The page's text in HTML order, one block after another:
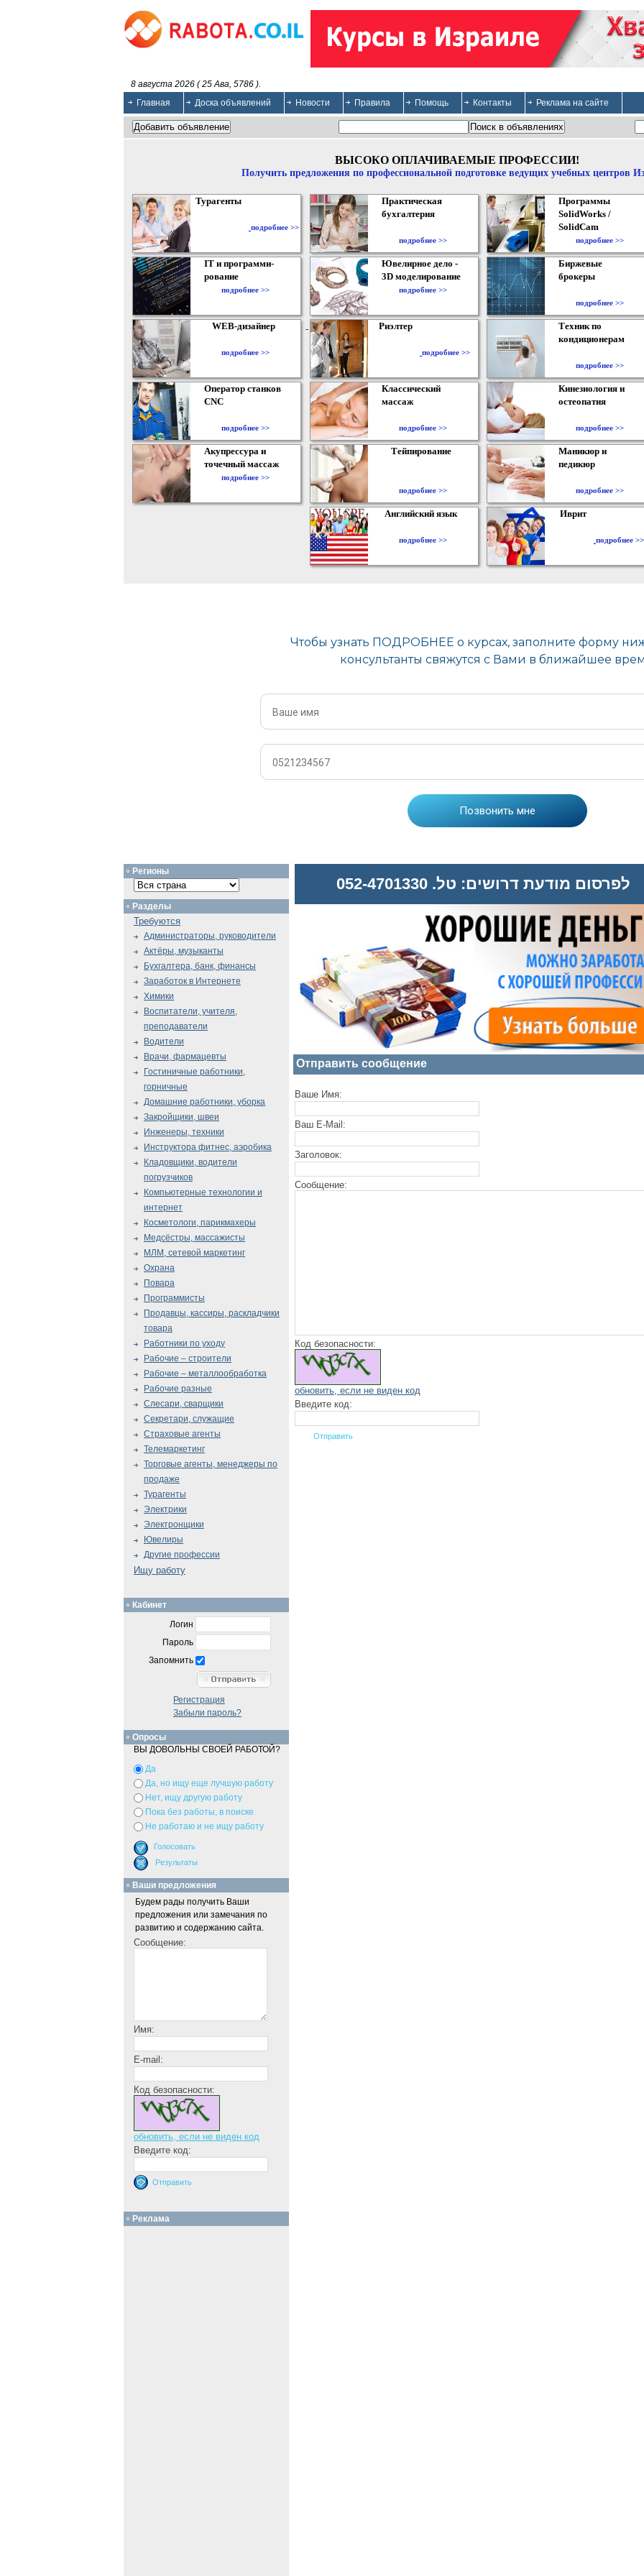
8 августа 2026 ( 25 Ава, 5786 ).
Главная
Доска объявлений Новости Правила Помощь Контакты Реклама на сайте
ВЫСОКО ОПЛАЧИВАЕМЫЕ ПРОФЕССИИ!
Получить предложения по профессиональной подготовке ведущих учебных центров
Турагенты
подробнее >>
Практическая
бухгалтерия
подробнее >>
Программы
SolidWorks /
SolidCam
подробнее >>
IT и программи-
рование
подробнее >>
Ювелирное дело -
3D моделирование
подробнее >>
Биржевые
брокеры
подробнее >>
WEB-дизайнер
подробнее >>
Риэлтер
подробнее >>
Техник по
кондиционерам
подробнее >>
Оператор станков
CNC
подробнее >>
Классический
массаж
подробнее >>
Кинезиология и
остеопатия
подробнее >>
Акупрессура и
точечный массаж
подробнее >>
Тейпирование
подробнее >>
Маникюр и
педикюр
подробнее >>
Английский язык
подробнее >>
Иврит
подробнее >>
לפרסום מודעת דרושים: טל. 052-4701330
Отправить сообщение
Ваше Имя:
Ваш E-Mail:
Заголовок:
Сообщение:
Код безопасности:
обновить, если не виден код
Введите код:
Регионы
Разделы
Требуются
Администраторы, руководители
Актёры, музыканты
Бухгалтера, банк, финансы
Заработок в Интернете
Химики
Воспитатели, учителя,
преподаватели
Водители
Врачи, фармацевты
Гостиничные работники,
горничные
Домашние работники, уборка
Закройщики, швеи
Инженеры, техники
Инструктора фитнес, аэробика
Кладовщики, водители
погрузчиков
Компьютерные технологии и
интернет
Косметологи, парикмахеры
Медсёстры, массажисты
МЛМ, сетевой маркетинг
Охрана
Повара
Программисты
Продавцы, кассиры, раскладчики
товара
Работники по уходу
Рабочие – строители
Рабочие – металлообработка
Рабочие разные
Слесари, сварщики
Секретари, служащие
Страховые агенты
Телемаркетинг
Торговые агенты, менеджеры по
продаже
Турагенты
Электрики
Электронщики
Ювелиры
Другие профессии
Ищу работу
Кабинет
Логин
Пароль
Запомнить
Регистрация
Забыли пароль?
Опросы
ВЫ ДОВОЛЬНЫ СВОЕЙ РАБОТОЙ?
Да
Да, но ищу еще лучшую работу
Нет, ищу другую работу
Пока без работы, в поиске
Не работаю и не ищу работу
Ваши предложения
Будем рады получить Ваши
предложения или замечания по
развитию и содержанию сайта.
Сообщение:
Имя:
E-mail:
Код безопасности:
обновить, если не виден код
Введите код:
Реклама